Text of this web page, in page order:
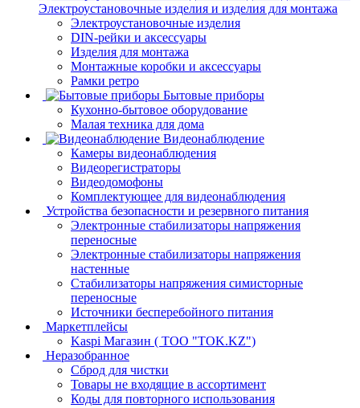
Электроустановочные изделия и изделия для монтажа
Электроустановочные изделия
DIN-рейки и аксессуары
Изделия для монтажа
Монтажные коробки и аксессуары
Рамки ретро
Бытовые приборы
Кухонно-бытовое оборудование
Малая техника для дома
Видеонаблюдение
Камеры видеонаблюдения
Видеорегистраторы
Видеодомофоны
Комплектующее для видеонаблюдения
Устройства безопасности и резервного питания
Электронные стабилизаторы напряжения
переносные
Электронные стабилизаторы напряжения
настенные
Стабилизаторы напряжения симисторные
переносные
Источники бесперебойного питания
Маркетплейсы
Kaspi Магазин ( ТОО "TOK.KZ")
Неразобранное
Сброд для чистки
Товары не входящие в ассортимент
Коды для повторного использования